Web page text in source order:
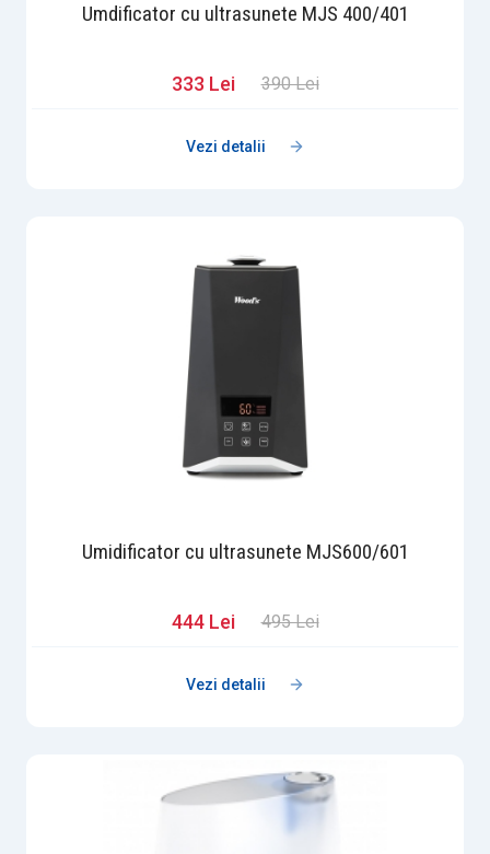
Umdificator cu ultrasunete MJS 400/401
333 Lei 390 Lei
Vezi detalii
Umidificator cu ultrasunete MJS600/601
444 Lei 495 Lei
Vezi detalii